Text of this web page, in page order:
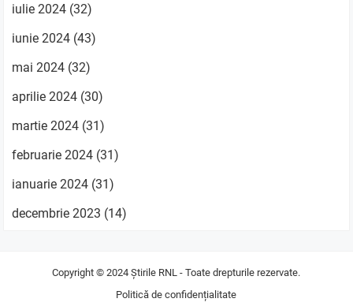
iulie 2024 (32)
iunie 2024 (43)
mai 2024 (32)
aprilie 2024 (30)
martie 2024 (31)
februarie 2024 (31)
ianuarie 2024 (31)
decembrie 2023 (14)
Copyright © 2024Știrile RNL - Toate drepturile rezervate.
Politică de confidențialitate